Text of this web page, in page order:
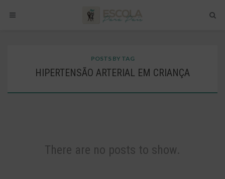
POSTS BY TAG
HIPERTENSÃO ARTERIAL EM CRIANÇA
There are no posts to show.